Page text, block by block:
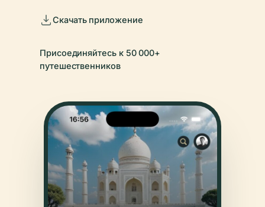
Скачать приложение
Присоединяйтесь к 50 000+
путешественников